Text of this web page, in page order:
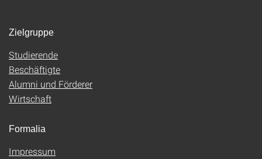
Zielgruppe
Studierende
Beschäftigte
Alumni und Förderer
Wirtschaft
Formalia
Impressum